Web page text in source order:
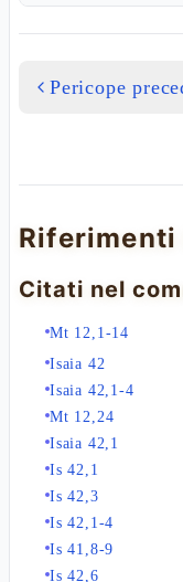
Pericope
Citati nel
Mt 12,1-14
Isaia 42
Isaia 42,1-4
Mt 12,24
Isaia 42,1
Is 42,1
Is 42,3
Is 42,1-4
Is 41,8-9
Is 42,6